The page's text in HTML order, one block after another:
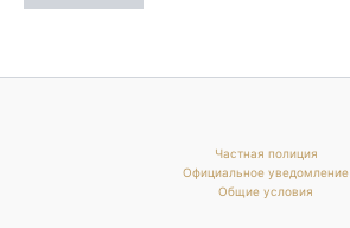
Частная полиция
Официальное уведомление
Общие условия